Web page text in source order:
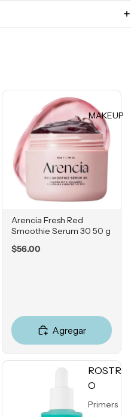
Contorn
o de
Ojos
Hidratan
tes
Protecto
Solares
entas
Retinol
Ácido
Salicílico
Niacina
mida
MAKEUP
ROSTR
O
Primers
Arencia Fresh Red
Smoothie Serum 30 50 g
Price
$56.00
Agregar